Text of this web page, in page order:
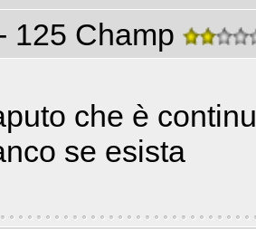
125 Champ
che è
se esista